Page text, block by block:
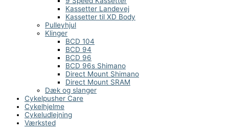
Kassetter Landevej
Kassetter til XD Body
Pulleyhjul
Klinger
BCD 104
BCD 94
BCD 96
BCD 96s Shimano
Direct Mount Shimano
Direct Mount SRAM
Dæk og slanger
Cykelpusher Care
Cykelhjelme
Cykeludlejning
Værksted